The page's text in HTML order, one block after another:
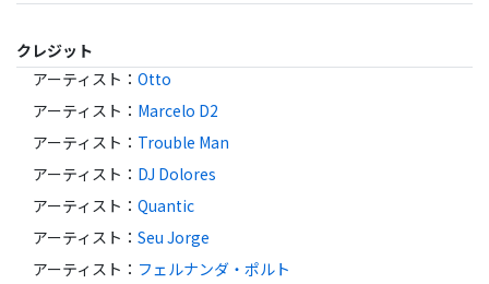
クレジット
アーティスト ： Otto
アーティスト ： Marcelo D2
アーティスト ： Trouble Man
アーティスト ： DJ Dolores
アーティスト ： Quantic
アーティスト ： Seu Jorge
アーティスト ： フェルナンダ・ポルト